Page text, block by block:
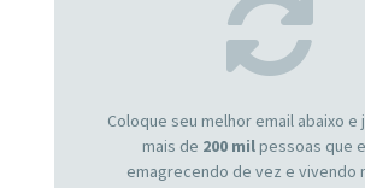
Coloque seu melhor email abaixo e
mais de 200 milpessoas que
emagrecendo de vez e vivendo